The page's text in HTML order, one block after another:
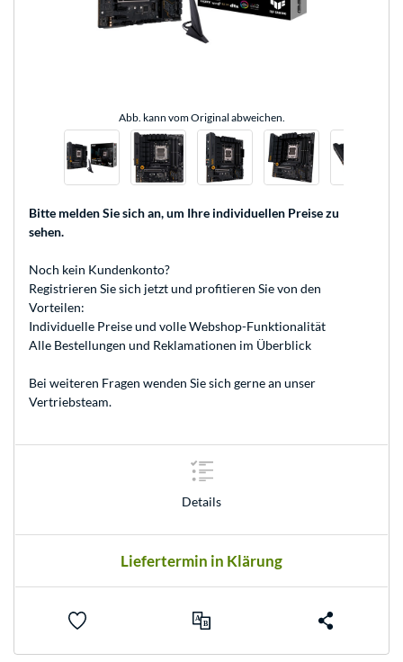
Abb. kann vom Original abweichen.
Bitte melden Sie sich an, um Ihre individuellen Preise zu
sehen.
Noch kein Kundenkonto?
Registrieren Sie sich jetzt und profitieren Sie von den
Vorteilen:
Individuelle Preise und volle Webshop-Funktionalität
Alle Bestellungen und Reklamationen im Überblick
Bei weiteren Fragen wenden Sie sich gerne an unser
Vertriebsteam.
Details
Liefertermin in Klärung